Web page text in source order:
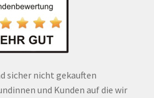
sicher nicht gekauften
und Kunden auf die wir